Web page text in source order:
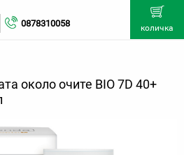
0878310058 количка
около очите BIO 7D 40+